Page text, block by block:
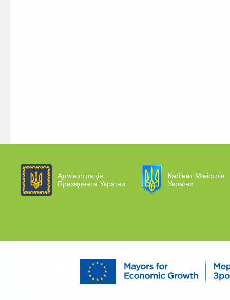
Адміністрація
Президента України
Кабінет Міністрів
України